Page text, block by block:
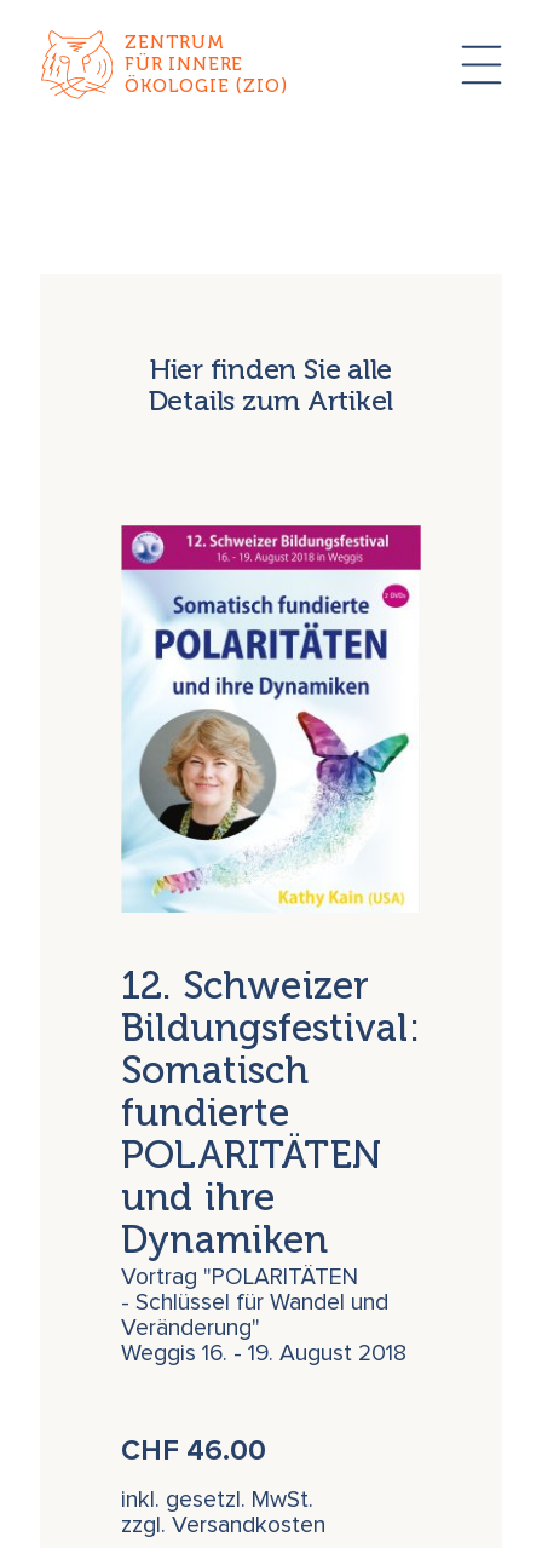
ZENTRUM
FÜR INNERE
ÖKOLOGIE (ZIO)
Hier finden Sie alle
Details zum Artikel
12. Schweizer
Bildungsfestival:
Somatisch
fundierte
POLARITÄTEN
und ihre
Dynamiken
Vortrag "POLARITÄTEN
- Schlüssel für Wandel und
Veränderung"
Weggis 16. - 19. August 2018
CHF 46.00
inkl. gesetzl. MwSt.
zzgl. Versandkosten